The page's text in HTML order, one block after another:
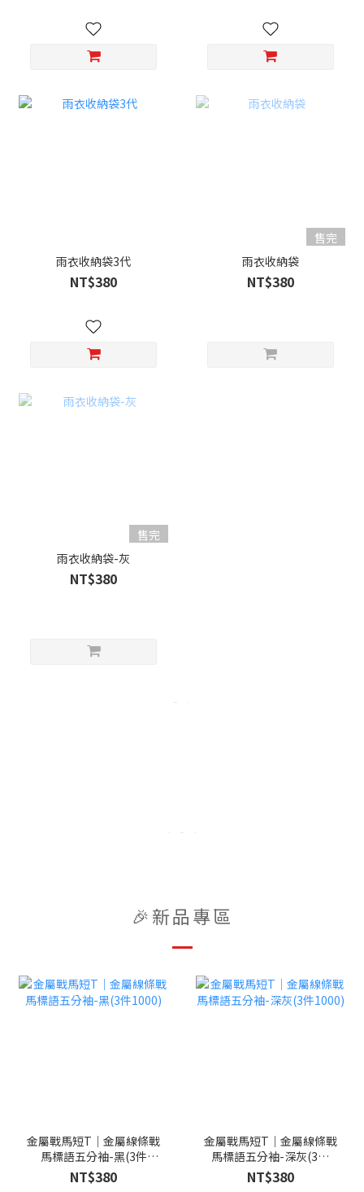
雨衣收納袋3代
NT$380
售完
雨衣收納袋
NT$380
售完
雨衣收納袋-灰
NT$380
🎉新品專區
金屬戰馬短T｜金屬線條戰
馬標語五分袖-黑(3件
1000)
NT$380
金屬戰馬短T｜金屬線條戰
馬標語五分袖-深灰(3件
1000)
NT$380